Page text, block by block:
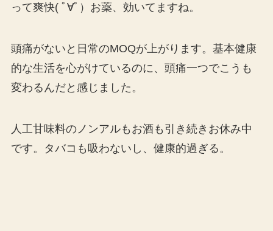
って爽快( ﾟ∀ﾟ）お薬、効いてますね。
頭痛がないと日常のMOQが上がります。基本健康
的な生活を心がけているのに、頭痛一つでこうも
変わるんだと感じました。
人工甘味料のノンアルもお酒も引き続きお休み中
です。タバコも吸わないし、健康的過ぎる。